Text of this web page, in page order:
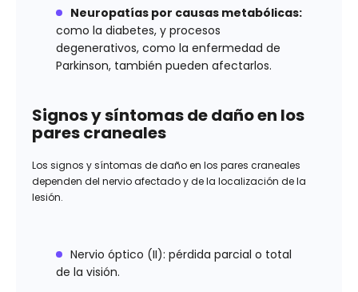
Neuropatías por causas metabólicas:
como la diabetes, y procesos
degenerativos, como la enfermedad de
Parkinson, también pueden afectarlos.
Signos y síntomas de daño en los
pares craneales
Los signos y síntomas de daño en los pares craneales
dependen del nervio afectado y de la localización de la
lesión.
Nervio óptico (II): pérdida parcial o total
de la visión.